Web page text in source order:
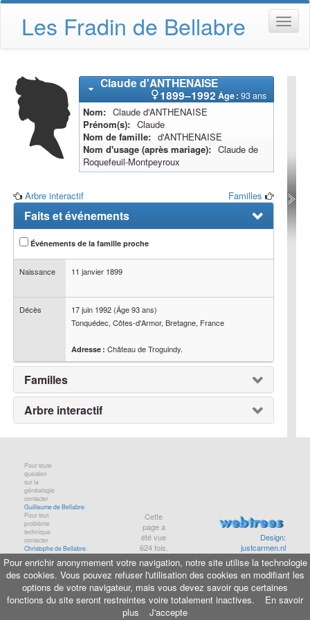
Les Fradin de Bellabre
Clauded'ANTHENAISE
1899–1992 Âge : 93 ans
Nom Clauded'ANTHENAISE
Prénom(s)
Claude
Nom de famille
d'ANTHENAISE
Nom d'usage (après mariage)
Claude de
Roquefeuil-Montpeyroux
Arbre interactif Familles
Faits et événements
Événements de la famille proche
Naissance 11 janvier 1899
Décès 17 juin 1992 (Âge 93 ans)
Tonquédec, Côtes-d'Armor, Bretagne, France
Adresse : Château de Troguindy.
Familles
Arbre interactif
Pour toute
question
sur la
généalogie
contacter
Guillaume de Bellabre.
Pour tout
problème
technique
contacter
Christophe de Bellabre.
Cette
page a
été vue
624fois.
Design:
justcarmen.nl
Informations légales-Aide-Maison de Baglion
© copyrightbellabre.com, 2001-2026
Pour enrichir anonymement votre navigation, notre site utilise la technologie
des cookies. Vous pouvez refuser l'utilisation des cookies en modifiant les
options de votre navigateur, mais vous devez savoir que certaines
fonctions du site seront restreintes voire totalement inactives.
En savoir
plus
J'accepte